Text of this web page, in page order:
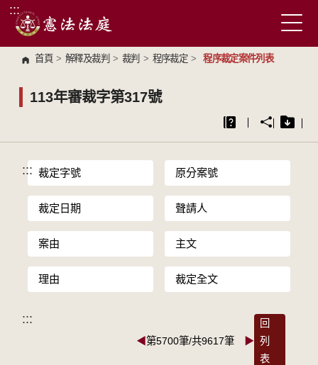
跳到主要內容區塊
:::
首頁 > 解釋及裁判 > 裁判 > 程序裁定 > 程序裁定案件列表
113年審裁字第317號
::: 裁定字號 原分案號
裁定日期 聲請人
案由 主文
理由 裁定全文
:::
◀第5700筆/共9617筆 ▶
回
列
表